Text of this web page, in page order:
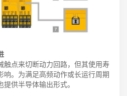
触点来切断动力回路，但其使用寿
响。为满足高频动作或长运行周期
供半导体输出形式。